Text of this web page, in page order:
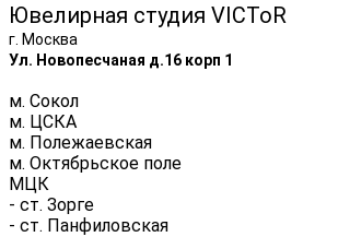
Ювелирная студия VICToR
г. Москва
Ул. Новопесчаная д.16 корп 1
м. Сокол
м. ЦСКА
м. Полежаевская
м. Октябрьское поле
МЦК
- ст. Зорге
- ст. Панфиловская